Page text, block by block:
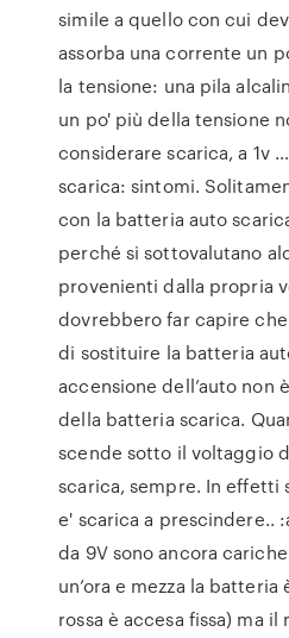
simile a quello con cui
assorba una corrente un
la tensione: una pila
un po' più della tensione
considerare scarica, a 1v
scarica: sintomi.
con la batteria auto
perché si sottovalutano
provenienti dalla propria
dovrebbero far capire
di sostituire la batteria
accensione dell’auto non
della batteria scarica.
scende sotto il voltaggio
scarica, sempre. In effetti
e' scarica a prescindere..
da 9V sono ancora
un’ora e mezza la
rossa è accesa fissa) ma